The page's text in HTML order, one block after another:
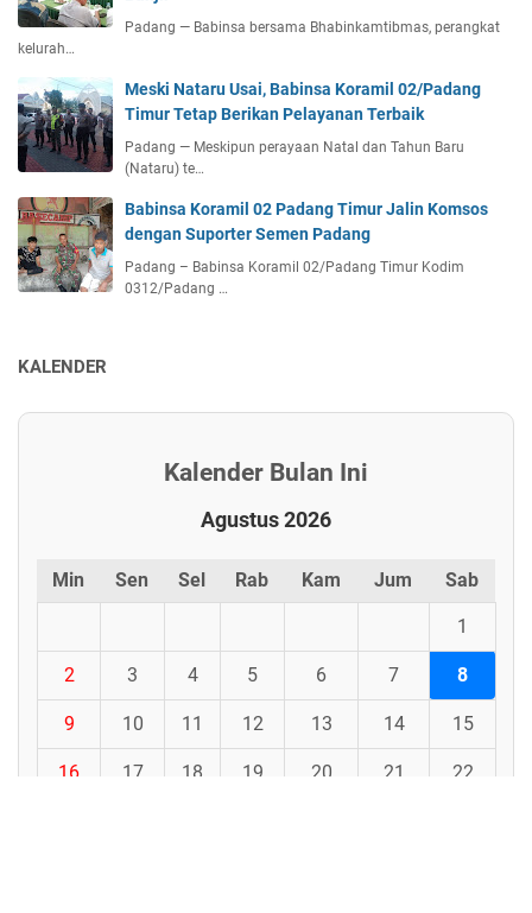
Padang — Babinsa bersama Bhabinkamtibmas, perangkat
kelurah…
Meski Nataru Usai, Babinsa Koramil 02/Padang
Timur Tetap Berikan Pelayanan Terbaik
Padang — Meskipun perayaan Natal dan Tahun Baru
(Nataru) te…
Babinsa Koramil 02 Padang Timur Jalin Komsos
dengan Suporter Semen Padang
Padang – Babinsa Koramil 02/Padang Timur Kodim
0312/Padang …
KALENDER
Kalender Bulan Ini
Agustus 2026
Min Sen Sel Rab Kam Jum Sab
1
2 3 4 5 6 7 8
9 10 11 12 13 14 15
16 17 18 19 20 21 22